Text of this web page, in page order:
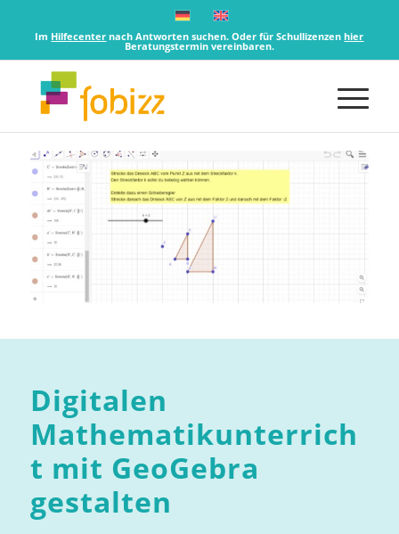
Im Hilfecenter nach Antworten suchen. Oder für Schullizenzenhier
Beratungstermin vereinbaren.
Digitalen
Mathematikunterrich
t mit GeoGebra
gestalten